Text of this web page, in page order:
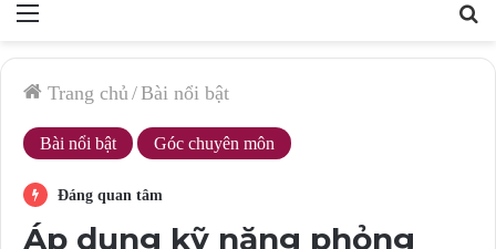
Mục
Trang chủ/Bài nổi bật
Bài nổi bật Góc chuyên môn
Đáng quan tâm
Áp dụng kỹ năng phỏng